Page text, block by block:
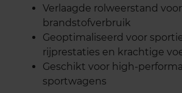
Verlaagde rolweerstand
brandstofverbruik
Geoptimaliseerd voor
rijprestaties en krachtige
Geschikt voor high-
sportwagens